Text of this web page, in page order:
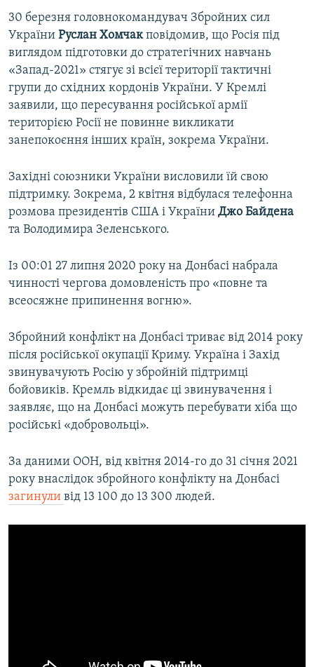
30 березня головнокомандувач Збройних сил
України Руслан Хомчакповідомив, що Росія під
виглядом підготовки до стратегічних навчань
«Запад-2021» стягує зі всієї території тактичні
групи до східних кордонів України. У Кремлі
заявили, що пересування російської армії
територією Росії не повинне викликати
занепокоєння інших країн, зокрема України.
Західні союзники України висловили їй свою
підтримку. Зокрема, 2 квітня відбулася телефонна
розмова президентів США і України Джо Байдена
та Володимира Зеленського.
Із 00:01 27 липня 2020 року на Донбасі набрала
чинності чергова домовленість про «повне та
всеосяжне припинення вогню».
Збройний конфлікт на Донбасі триває від 2014 року
після російської окупації Криму. Україна і Захід
звинувачують Росію у збройній підтримці
бойовиків. Кремль відкидає ці звинувачення і
заявляє, що на Донбасі можуть перебувати хіба що
російські «добровольці».
За даними ООН, від квітня 2014-го до 31 січня 2021
року внаслідок збройного конфлікту на Донбасі
загинули від 13 100 до 13 300 людей.